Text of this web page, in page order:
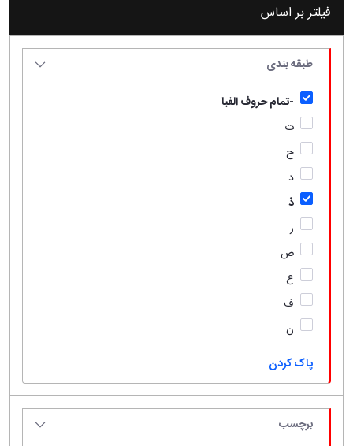
فیلتر بر اساس
طبقه بندی
-تمام حروف الفبا
ت
ح
د
ذ
ر
ص
ع
ف
ن
پاک کردن
برچسب